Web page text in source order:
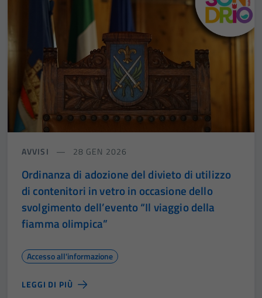
AVVISI 28 GEN 2026
Ordinanza di adozione del divieto di utilizzo
di contenitori in vetro in occasione dello
svolgimento dell’evento “Il viaggio della
fiamma olimpica”
Accesso all'informazione
LEGGI DI PIÙ